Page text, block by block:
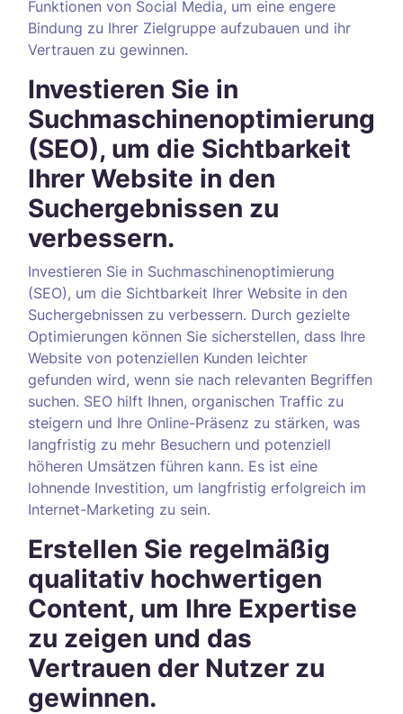
Funktionen von Social Media, um eine engere
Bindung zu Ihrer Zielgruppe aufzubauen und ihr
Vertrauen zu gewinnen.
Investieren Sie in
Suchmaschinenoptimierung
(SEO), um die Sichtbarkeit
Ihrer Website in den
Suchergebnissen zu
verbessern.
Investieren Sie in Suchmaschinenoptimierung
(SEO), um die Sichtbarkeit Ihrer Website in den
Suchergebnissen zu verbessern. Durch gezielte
Optimierungen können Sie sicherstellen, dass Ihre
Website von potenziellen Kunden leichter
gefunden wird, wenn sie nach relevanten Begriffen
suchen. SEO hilft Ihnen, organischen Traffic zu
steigern und Ihre Online-Präsenz zu stärken, was
langfristig zu mehr Besuchern und potenziell
höheren Umsätzen führen kann. Es ist eine
lohnende Investition, um langfristig erfolgreich im
Internet-Marketing zu sein.
Erstellen Sie regelmäßig
qualitativ hochwertigen
Content, um Ihre Expertise
zu zeigen und das
Vertrauen der Nutzer zu
gewinnen.